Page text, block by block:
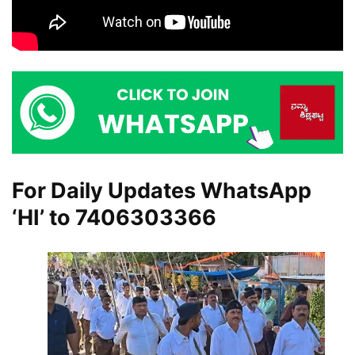
For Daily Updates WhatsApp
‘HI’ to 7406303366